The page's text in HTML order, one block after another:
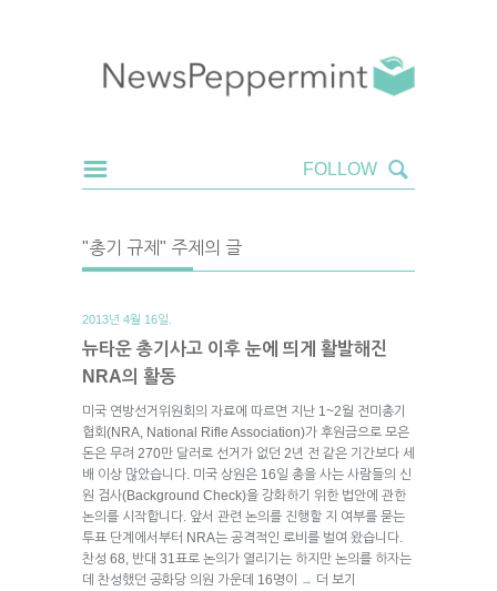
"총기 규제" 주제의 글
2013년 4월 16일.
뉴타운 총기사고 이후 눈에 띄게 활발해진
NRA의 활동
미국 연방선거위원회의 자료에 따르면 지난 1~2월 전미총기
협회(NRA, National Rifle Association)가 후원금으로 모은
돈은 무려 270만 달러로 선거가 없던 2년 전 같은 기간보다 세
배 이상 많았습니다. 미국 상원은 16일 총을 사는 사람들의 신
원 검사(Background Check)을 강화하기 위한 법안에 관한
논의를 시작합니다. 앞서 관련 논의를 진행할 지 여부를 묻는
투표 단계에서부터 NRA는 공격적인 로비를 벌여 왔습니다.
찬성 68, 반대 31표로 논의가 열리기는 하지만 논의를 하자는
데 찬성했던 공화당 의원 가운데 16명이
→ 더 보기